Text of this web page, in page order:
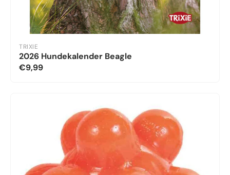
TRIXIE
2026 Hundekalender Beagle
€9,99